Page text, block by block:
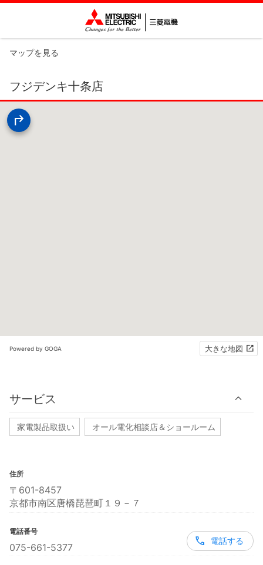
マップを見る
フジデンキ十条店
Powered by GOGA 大きな地図
サービス
家電製品取扱い オール電化相談店＆ショールーム
住所
〒601-8457
京都市南区唐橋琵琶町１９－７
電話番号
075-661-5377
電話する